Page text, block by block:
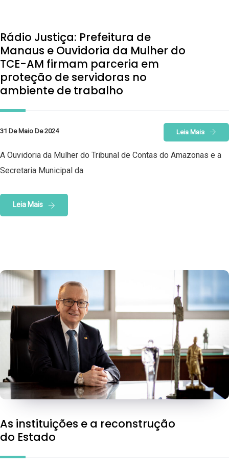
Rádio Justiça: Prefeitura de
Manaus e Ouvidoria da Mulher do
TCE-AM firmam parceria em
proteção de servidoras no
ambiente de trabalho
31 De Maio De 2024 Leia Mais
A Ouvidoria da Mulher do Tribunal de Contas do Amazonas e a
Secretaria Municipal da
Leia Mais
As instituições e a reconstrução
do Estado